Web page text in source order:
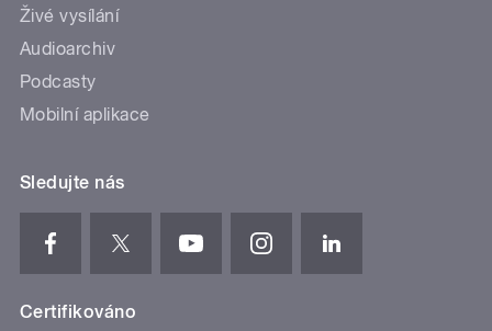
Živé vysílání
Audioarchiv
Podcasty
Mobilní aplikace
Sledujte nás
Certifikováno